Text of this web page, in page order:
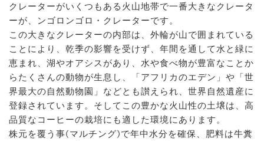
クレーターがいくつもある火山地帯で一番大きなクレータ
ーが、ンゴロンゴロ・クレーターです。
この大きなクレーターの内部は、外輪が山で囲まれている
ことにより、乾季の影響を受けず、年間を通して水と緑に
恵まれ、湖やオアシスがあり、水や食べ物が豊富なことか
らたくさんの動物が生息し、「アフリカのエデン」や「世
界最大の自然動物園」などとも讃えられ、世界自然遺産に
登録されています。そしてこの豊かな火山性の土壌は、高
品質なコーヒーの栽培にも適した環境にあります。
株元を覆う事(マルチング)で年中水分を確保、肥料は牛糞